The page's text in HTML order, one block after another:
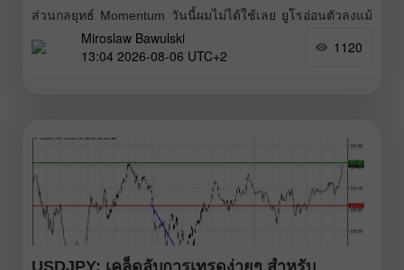
ส่วนกลยุทธ์ Momentum วันนี้ผมไม่ได้ใช้เลย ยูโรอ่อนตัวลงแม้
ตัวเลขจากเยอรมนีจะดูดีในแวบแรก ตามรายงาน คำสั่งซื้อ
อุตสาหกรรมของเยอรมนีเดือนมิถุนายนพุ่งขึ้น 3.1% เมื่อเทียบ
Miroslaw Bawulski
13:04 2026-08-06 UTC+2
1120
USDJPY: เคล็ดลับการเทรดง่ายๆ สำหรับ